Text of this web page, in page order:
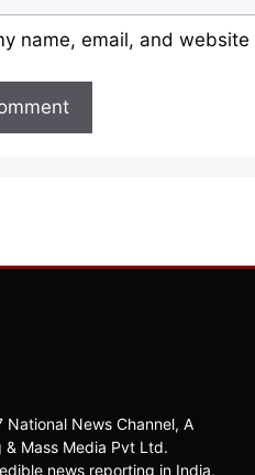
name, email, and
News Channel, A
& Mass Media Pvt Ltd.
news reporting in India,